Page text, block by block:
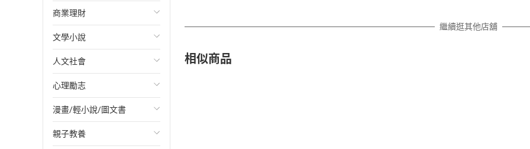
商業理財
投資理財
經濟/趨勢
財務/金融
管理/領導
職場工作術
文學小說
歐美文學
日本文學
韓國文學
華文文學
人文社會
國際關係
政治
社會科學
心理勵志
心靈成長/情緒
人際關係
漫畫/輕小說/圖文書
輕小說
親子教養
繼續逛其他店舖
相似商品